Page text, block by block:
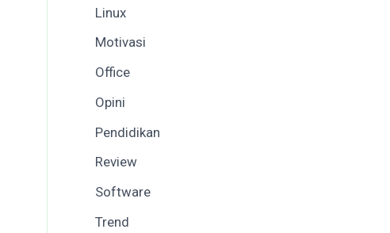
Linux
Motivasi
Office
Opini
Pendidikan
Review
Software
Trend